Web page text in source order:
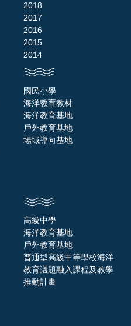
2018
2017
2016
2015
2014
國民小學
海洋教育教材
海洋教育基地
戶外教育基地
場域導向基地
高級中學
海洋教育基地
戶外教育基地
普通型高級中等學校海洋
教育議題融入課程及教學
推動計畫